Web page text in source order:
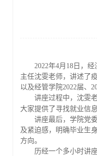
2022年4月18日，
主任沈雯老师，讲述了
以及经管学院2022届、
讲座过程中，沈雯
大家提供了寻找就业信
讲座最后，学院党
及紧迫感，明确毕业生
方向。
历经一个多小时讲